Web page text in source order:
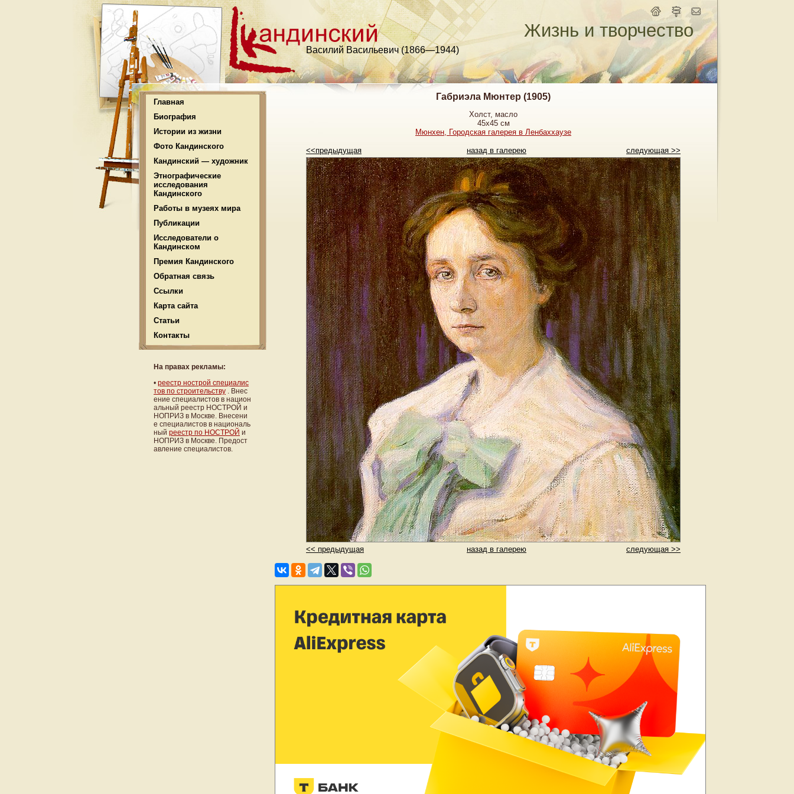
Василий Васильевич (1866—1944)
Жизнь и творчество
Главная
Биография
Истории из жизни
Фото Кандинского
Кандинский — художник
Этнографические
исследования
Кандинского
Работы в музеях мира
Публикации
Исследователи о
Кандинском
Премия Кандинского
Обратная связь
Ссылки
Карта сайта
Статьи
Контакты
На правах рекламы:
• реестр нострой специалис
тов по строительству . Внес
ение специалистов в национ
альный реестр НОСТРОЙ и
НОПРИЗ в Москве. Внесени
е специалистов в националь
ный реестр по НОСТРОЙ и
НОПРИЗ в Москве. Предост
авление специалистов.
Габриэла Мюнтер (1905)
Холст, масло
45х45 см
Мюнхен, Городская галерея в Ленбаххаузе
<<предыдущая назад в галерею следующая >>
<< предыдущая назад в галерею следующая >>